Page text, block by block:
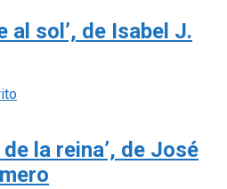
al sol’, de Isabel J.
la reina’, de José